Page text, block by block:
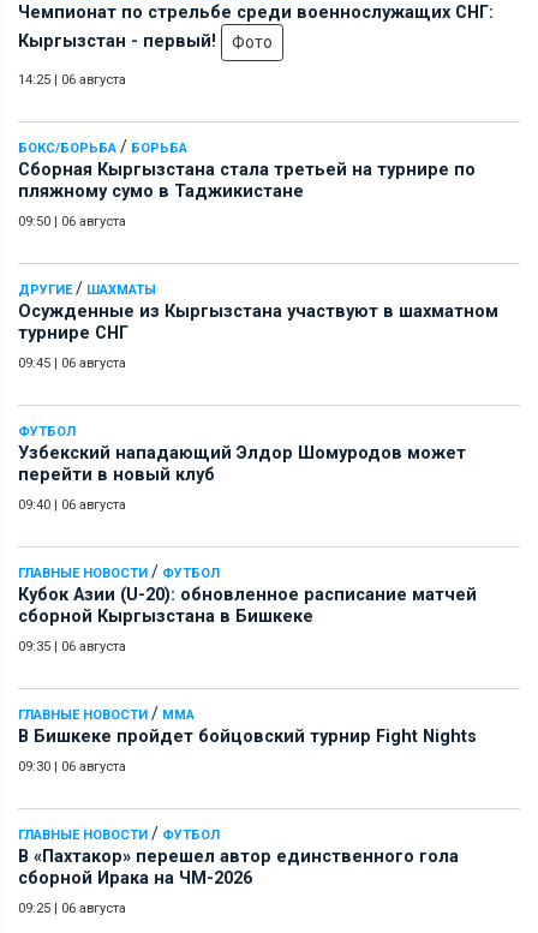
Чемпионат по стрельбе среди военнослужащих СНГ:
Кыргызстан - первый!
Фото
14:25 | 06 августа
БОКС/БОРЬБА / БОРЬБА
Сборная Кыргызстана стала третьей на турнире по
пляжному сумо в Таджикистане
09:50 | 06 августа
ДРУГИЕ/ ШАХМАТЫ
Осужденные из Кыргызстана участвуют в шахматном
турнире СНГ
09:45 | 06 августа
ФУТБОЛ
Узбекский нападающий Элдор Шомуродов может
перейти в новый клуб
09:40 | 06 августа
ГЛАВНЫЕ НОВОСТИ / ФУТБОЛ
Кубок Азии (U-20): обновленное расписание матчей
сборной Кыргызстана в Бишкеке
09:35 | 06 августа
ГЛАВНЫЕ НОВОСТИ / ММА
В Бишкеке пройдет бойцовский турнир Fight Nights
09:30 | 06 августа
ГЛАВНЫЕ НОВОСТИ / ФУТБОЛ
В «Пахтакор» перешел автор единственного гола
сборной Ирака на ЧМ-2026
09:25 | 06 августа